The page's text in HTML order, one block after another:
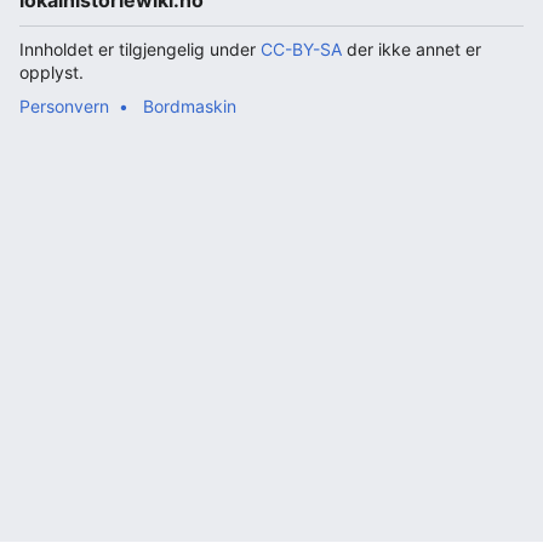
Innholdet er tilgjengelig under CC-BY-SA der ikke annet er
opplyst.
Personvern
Bordmaskin